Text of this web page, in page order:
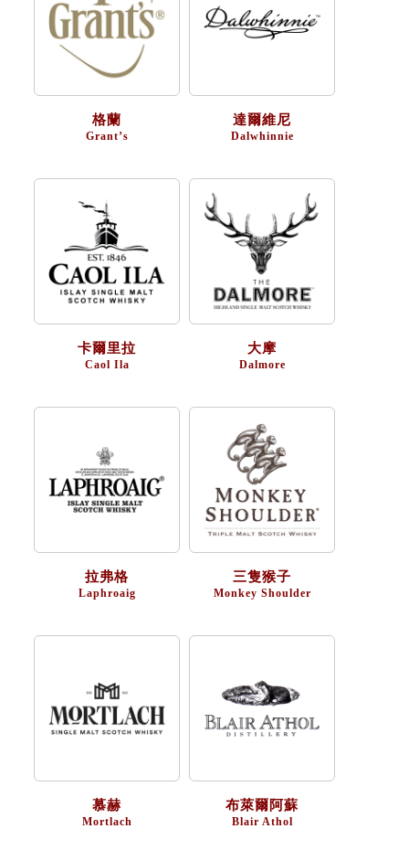
格蘭
Grant’s
達爾維尼
Dalwhinnie
卡爾里拉
Caol Ila
大摩
Dalmore
拉弗格
Laphroaig
三隻猴子
Monkey Shoulder
慕赫
Mortlach
布萊爾阿蘇
Blair Athol